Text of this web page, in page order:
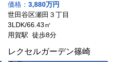
価格： 3,880万円
世田谷区瀬田３丁目
3LDK/66.43㎡
用賀駅 徒歩8分
レクセルガーデン篠崎